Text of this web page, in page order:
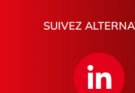
SUIVEZ